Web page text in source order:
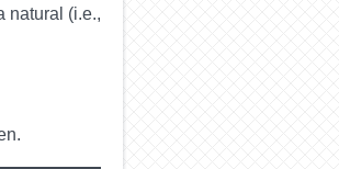
natural (i.e.,